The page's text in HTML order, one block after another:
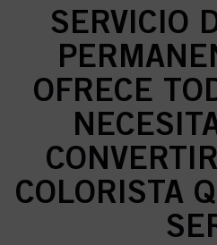
SERVICIO
OFRECE
COLORISTA